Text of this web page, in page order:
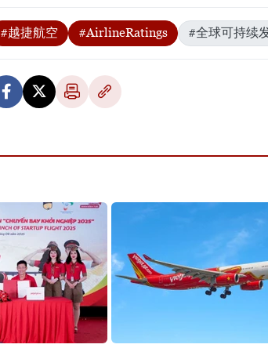
#越捷航空 #AirlineRatings #全球可持续